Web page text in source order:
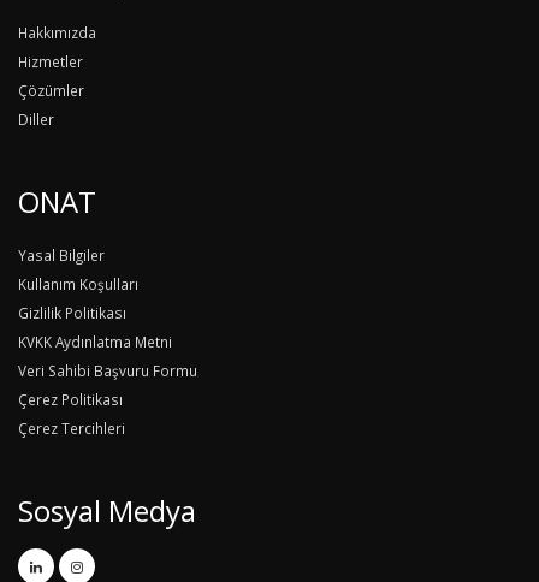
Hakkımızda
Hizmetler
Çözümler
Diller
ONAT
Yasal Bilgiler
Kullanım Koşulları
Gizlilik Politikası
KVKK Aydınlatma Metni
Veri Sahibi Başvuru Formu
Çerez Politikası
Çerez Tercihleri
Sosyal Medya